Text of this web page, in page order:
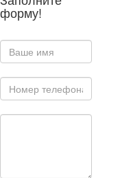
форму!